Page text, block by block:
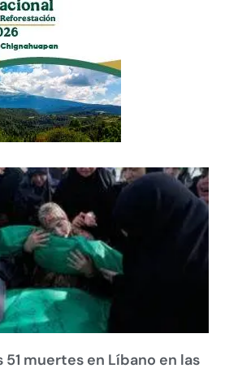
muertes en Líbano en las